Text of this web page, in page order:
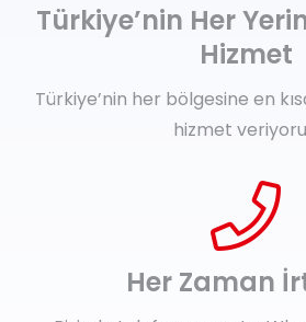
Türkiye’nin Her
Hizmet
Türkiye’nin her bölgesine en
hizmet
Her Zaman